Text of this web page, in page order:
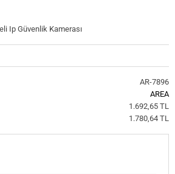
Ip Güvenlik Kamerası
AR-7896
AREA
1.692,65 TL
1.780,64 TL